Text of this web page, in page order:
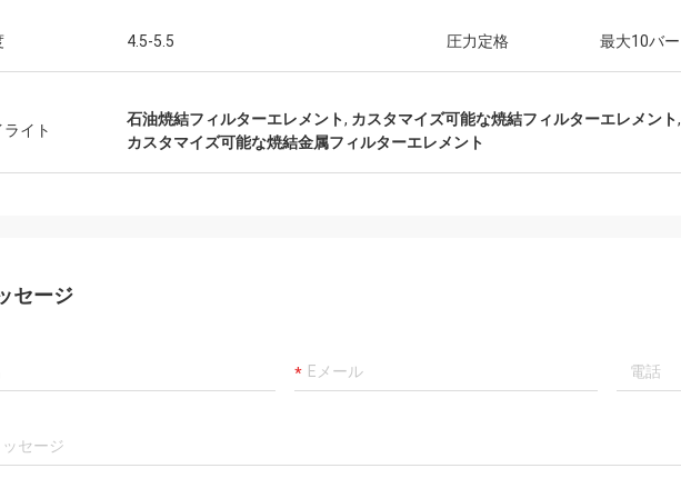
4.5-5.5 圧力定格 最大10バー
イト
石油焼結フィルターエレメント, カスタマイズ可能な焼結フィルターエレメント,
カスタマイズ可能な焼結金属フィルターエレメント
セージ